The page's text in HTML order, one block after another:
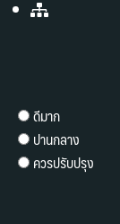
ดีมาก
ปานกลาง
ควรปรับปรุง